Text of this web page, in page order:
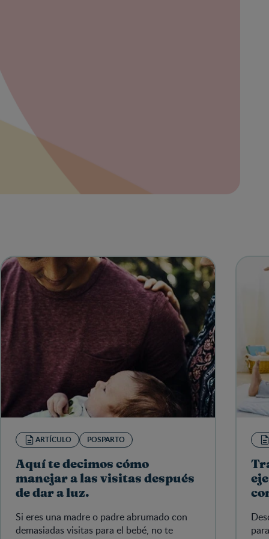
ARTÍCULO POSPARTO
Aquí te decimos cómo
manejar a las visitas después
de dar a luz.
Si eres una madre o padre abrumado con
demasiadas visitas para el bebé, no te